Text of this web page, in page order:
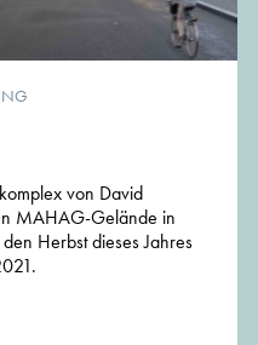
von David
MAHAG-Gelände in
Herbst dieses Jahres